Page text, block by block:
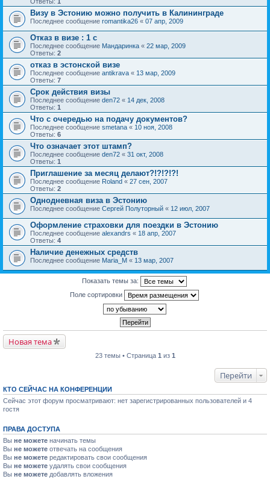
Визу в Эстонию можно получить в Калининграде
Последнее сообщение romantika26 « 07 апр, 2009
Отказ в визе : 1 c
Последнее сообщение Мандаринка « 22 мар, 2009
Ответы: 2
отказ в эстонской визе
Последнее сообщение antikrava « 13 мар, 2009
Ответы: 7
Срок действия визы
Последнее сообщение den72 « 14 дек, 2008
Ответы: 1
Что с очередью на подачу документов?
Последнее сообщение smetana « 10 ноя, 2008
Ответы: 6
Что означает этот штамп?
Последнее сообщение den72 « 31 окт, 2008
Ответы: 1
Приглашение за месяц делают?!?!?!?!
Последнее сообщение Roland « 27 сен, 2007
Ответы: 2
Однодневная виза в Эстонию
Последнее сообщение Сергей Полуторный « 12 июл, 2007
Оформление страховки для поездки в Эстонию
Последнее сообщение alexandrs « 18 апр, 2007
Ответы: 4
Наличие денежных средств
Последнее сообщение Maria_M « 13 мар, 2007
Показать темы за:
Поле сортировки
Новая тема
23 темы • Страница 1 из 1
Перейти
КТО СЕЙЧАС НА КОНФЕРЕНЦИИ
Сейчас этот форум просматривают: нет зарегистрированных пользователей и 4
гостя
ПРАВА ДОСТУПА
Вы не можете начинать темы
Вы не можете отвечать на сообщения
Вы не можете редактировать свои сообщения
Вы не можете удалять свои сообщения
Вы не можете добавлять вложения